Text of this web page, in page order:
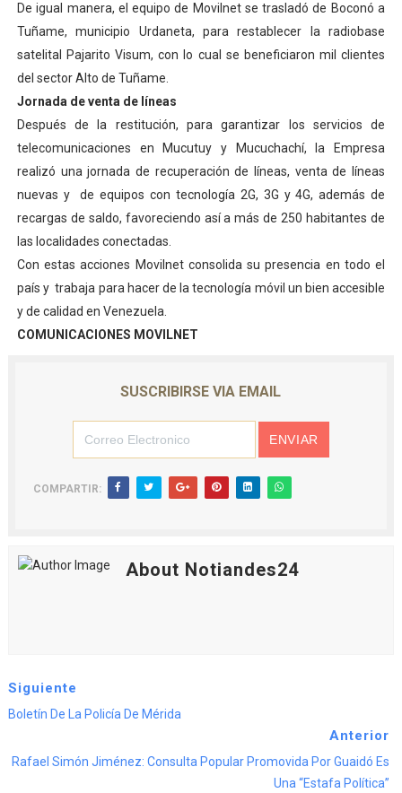
De igual manera, el equipo de Movilnet se trasladó de Boconó a
Tuñame, municipio Urdaneta, para restablecer la radiobase
satelital Pajarito Visum, con lo cual se beneficiaron mil clientes
del sector Alto de Tuñame.
Jornada de venta de líneas
Después de la restitución, para garantizar los servicios de
telecomunicaciones en Mucutuy y Mucuchachí, la Empresa
realizó una jornada de recuperación de líneas, venta de líneas
nuevas y de equipos con tecnología 2G, 3G y 4G, además de
recargas de saldo, favoreciendo así a más de 250 habitantes de
las localidades conectadas.
Con estas acciones Movilnet consolida su presencia en todo el
país y trabaja para hacer de la tecnología móvil un bien accesible
y de calidad en Venezuela.
COMUNICACIONES MOVILNET
SUSCRIBIRSE VIA EMAIL
COMPARTIR:
About Notiandes24
Siguiente
Boletín De La Policía De Mérida
Anterior
Rafael Simón Jiménez: Consulta Popular Promovida Por Guaidó Es
Una “estafa Política”